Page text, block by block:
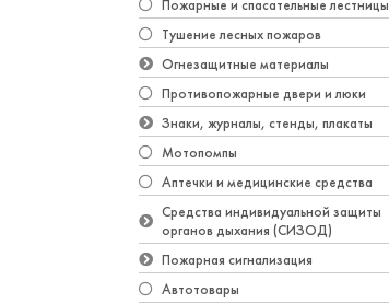
Пожарные и спасательные лестницы
Тушение лесных пожаров
Огнезащитные материалы
Противопожарные двери и люки
Знаки, журналы, стенды, плакаты
Мотопомпы
Аптечки и медицинские средства
Средства индивидуальной защиты
органов дыхания (СИЗОД)
Пожарная сигнализация
Автотовары